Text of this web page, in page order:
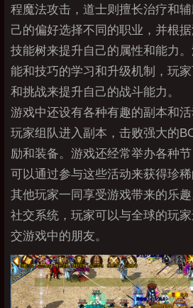
程魔法攻击，道士则擅长治疗和
己的偏好选择不同的职业，并根
技能树来提升自己的属性和能力
能和技巧的学习和升级机制，玩
和挑战来提升自己的战斗能力。
游戏中还设有各种有趣的副本和
玩家组队进入副本，击败强大的
励和装备。游戏还经常举办各种
可以通过参与这些活动来获得珍
其他玩家一同享受游戏带来的乐
社交系统，玩家可以与全球的玩
交游戏中的朋友。